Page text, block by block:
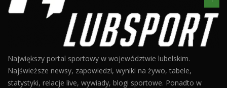
Największy portal sportowy w województwie lubelskim.
Najświeższe newsy, zapowiedzi, wyniki na żywo, tabele,
statystyki, relacje live, wywiady, blogi sportowe. Ponadto w